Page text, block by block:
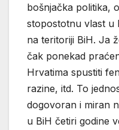
bošnjačka politika,
stopostotnu vlast u
na teritoriji BiH. Ja
čak ponekad
Hrvatima spustiti
razine, itd. To
dogovoran i miran
u BiH četiri godine